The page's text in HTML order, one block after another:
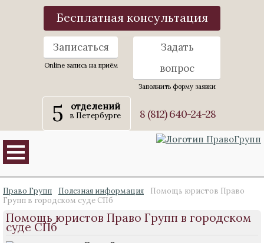
Бесплатная консультация
Записаться
Online запись на приём
Задать
вопрос
Заполнить форму заявки
5 отделений
в Петербурге 8 (812) 640-24-28
Право Групп Полезная информация
Помощь юристов Право
Групп в городском суде СПб
Помощь юристов Право Групп в городском
суде СПб